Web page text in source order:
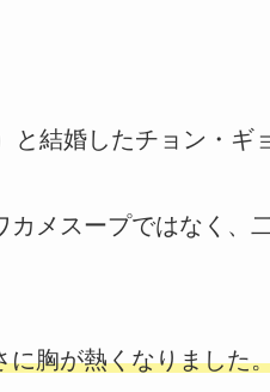
結婚したチョン・ギ
メスープではなく、
に胸が熱くなりました